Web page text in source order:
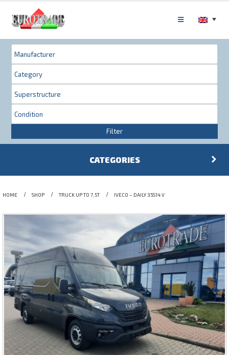
Filter
CATEGORIES
HOME SHOP TRUCK UP TO 7,5T IVECO – DAILY 35S14 V